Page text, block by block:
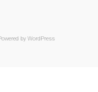
by WordPress